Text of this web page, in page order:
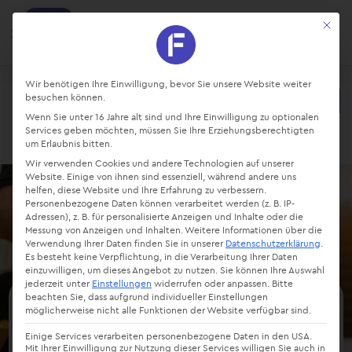
Projekte und Aufgaben managen
Kostenlos - Bei Google Play
Ansehen
Login
Qualitätsmanagement im
Einkauf
Mit
Datenschutz-Präferenz
Wir benötigen Ihre Einwilligung, bevor Sie unsere Website weiter
besuchen können.
Wenn Sie unter 16 Jahre alt sind und Ihre Einwilligung zu optionalen
Services geben möchten, müssen Sie Ihre Erziehungsberechtigten
um Erlaubnis bitten.
Wir verwenden Cookies und andere Technologien auf unserer
Website. Einige von ihnen sind essenziell, während andere uns
helfen, diese Website und Ihre Erfahrung zu verbessern.
Personenbezogene Daten können verarbeitet werden (z. B. IP-
Adressen), z. B. für personalisierte Anzeigen und Inhalte oder die
Messung von Anzeigen und Inhalten.Weitere Informationen über die
Verwendung Ihrer Daten finden Sie in unserer Datenschutzerklärung.
Es besteht keine Verpflichtung, in die Verarbeitung Ihrer Daten
einzuwilligen, um dieses Angebot zu nutzen. Sie können Ihre Auswahl
jederzeit unter Einstellungen widerrufen oder anpassen. Bitte
beachten Sie, dass aufgrund individueller Einstellungen
möglicherweise nicht alle Funktionen der Website verfügbar sind.
Einige Services verarbeiten personenbezogene Daten in den USA.
Mit Ihrer Einwilligung zur Nutzung dieser Services willigen Sie auch in